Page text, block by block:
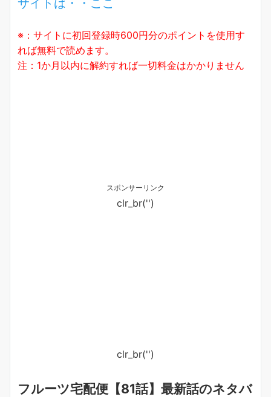
※：サイトに初回登録時600円分のポイントを使用す
れば無料で読めます。
注：1か月以内に解約すれば一切料金はかかりません
スポンサーリンク
clr_br('')
clr_br('')
フルーツ宅配便【81話】最新話のネタバ